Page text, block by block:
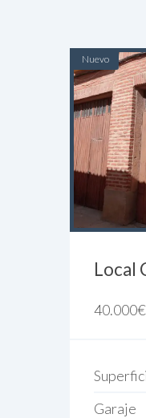
Nuevo
Local
40.000€
Garaje